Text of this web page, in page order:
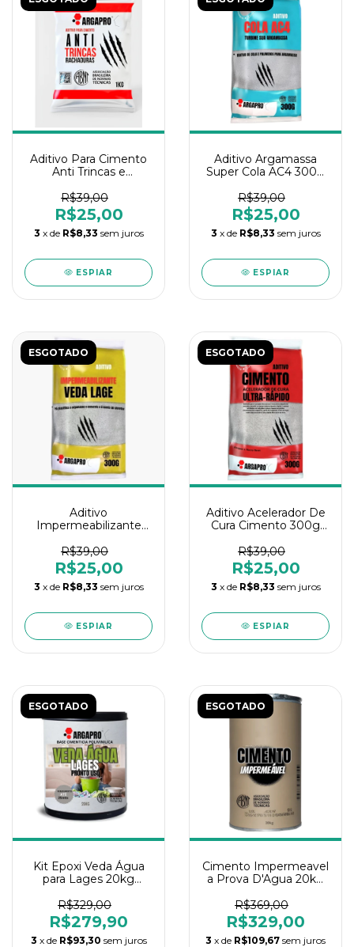
Aditivo Para Cimento
Anti Trincas e
Argapro
R$39,00
R$25,00
3 x de R$8,33 sem juros
ESPIAR
Aditivo Argamassa
Super Cola AC4 300g
R$39,00
R$25,00
3 x de R$8,33 sem juros
ESPIAR
ESGOTADO
Aditivo
Impermeabilizante
Argapro
R$39,00
R$25,00
3 x de R$8,33 sem juros
ESPIAR
ESGOTADO
Aditivo Acelerador De
Cura Cimento 300g
R$39,00
R$25,00
3 x de R$8,33 sem juros
ESPIAR
ESGOTADO
Kit Epoxi Veda Água
para Lages 20kg
R$329,00
R$279,90
3 x de R$93,30 sem juros
ESGOTADO
Cimento Impermeavel
a Prova D'Agua 20kg
R$369,00
R$329,00
3 x de R$109,67 sem juros